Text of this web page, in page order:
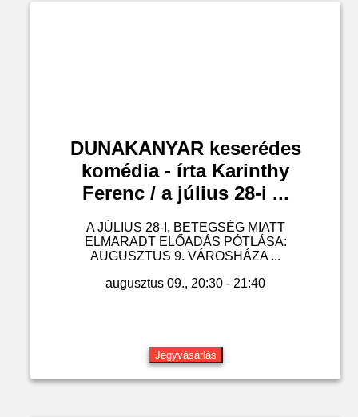
DUNAKANYAR keserédes
komédia - írta Karinthy
Ferenc / a július 28-i ...
A JÚLIUS 28-I, BETEGSÉG MIATT
ELMARADT ELŐADÁS PÓTLÁSA:
AUGUSZTUS 9. VÁROSHÁZA ...
augusztus 09., 20:30 - 21:40
Jegyvásárlás